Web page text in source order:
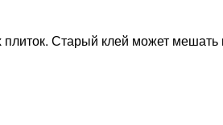
плиток. Старый клей может